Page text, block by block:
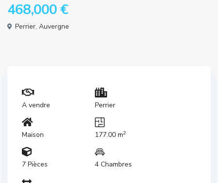
468,000 €
Perrier, Auvergne
A vendre Perrier
Maison 177.00 m2
7 Pièces 4 Chambres